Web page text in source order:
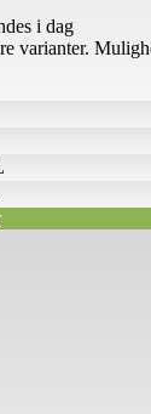
i dag
varianter.